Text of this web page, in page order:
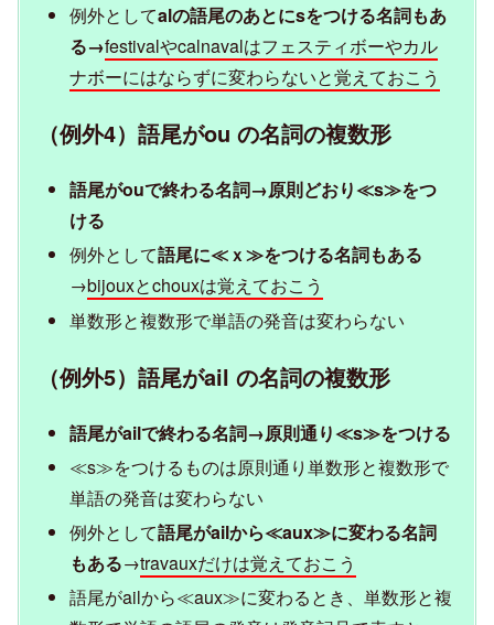
例外としてalの語尾のあとにsをつける名詞もあ
る→festivalやcalnavalはフェスティボーやカル
ナボーにはならずに変わらないと覚えておこう
（例外4）語尾がou の名詞の複数形
語尾がouで終わる名詞→原則どおり≪s≫をつ
ける
例外として語尾に≪ｘ≫をつける名詞もある
→bijouxとchouxは覚えておこう
単数形と複数形で単語の発音は変わらない
（例外5）語尾がail の名詞の複数形
語尾がailで終わる名詞→原則通り≪s≫をつける
≪s≫をつけるものは原則通り単数形と複数形で
単語の発音は変わらない
例外として語尾がailから≪aux≫に変わる名詞
もある→travauxだけは覚えておこう
語尾がailから≪aux≫に変わるとき、単数形と複